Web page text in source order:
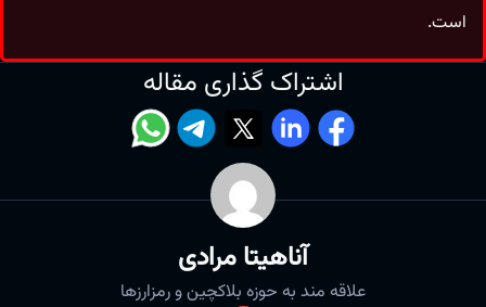
است.
اشتراک گذاری مقاله
آناهیتا مرادی
علاقه مند به حوزه بلاکچین و رمزارزها